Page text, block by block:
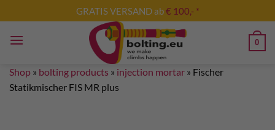
to
content
GRATIS VERSAND ab€ 100,- *
0
Shop » bolting products » injection mortar » Fischer
Statikmischer FIS MR plus